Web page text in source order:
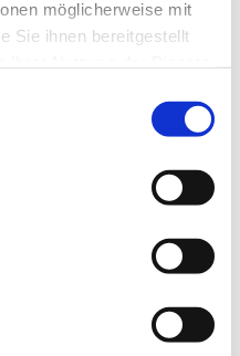
möglicherweise mit
Sie ihnen bereitgestellt